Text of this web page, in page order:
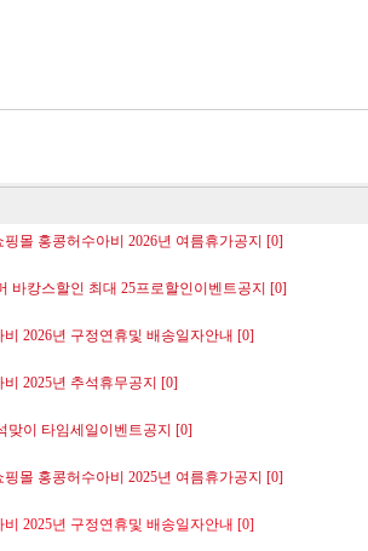
핑몰 홍콩허수아비 2026년 여름휴가공지 [0]
바캉스할인 최대 25프로할인이벤트공지 [0]
비 2026년 구정연휴및 배송일자안내 [0]
비 2025년 추석휴무공지 [0]
맞이 타임세일이벤트공지 [0]
핑몰 홍콩허수아비 2025년 여름휴가공지 [0]
비 2025년 구정연휴및 배송일자안내 [0]